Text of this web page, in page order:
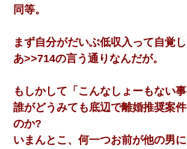
同等。
まず自分がだいぶ低収入って自覚
あ>>714の言う通りなんだが。
もしかして「こんなしょーもない
誰がどうみても底辺で離婚推奨案
のか?
いまんとこ、何一つお前が他の男